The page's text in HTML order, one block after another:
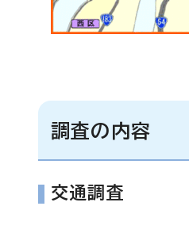
調査の内容
交通調査